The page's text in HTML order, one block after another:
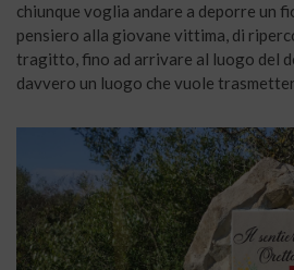
chiunque voglia andare a deporre un
pensiero alla giovane vittima, di
tragitto, fino ad arrivare al luogo del
davvero un luogo che vuole